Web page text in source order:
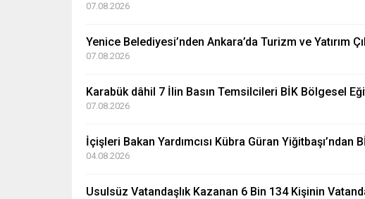
07.08.2026
Yenice Belediyesi’nden Ankara’da Turizm ve Yatırım
07.08.2026
Karabük dâhil 7 İlin Basın Temsilcileri BİK Bölgesel
07.08.2026
İçişleri Bakan Yardımcısı Kübra Güran
04.08.2026
Usulsüz Vatandaşlık Kazanan 6 Bin 134 Kişinin